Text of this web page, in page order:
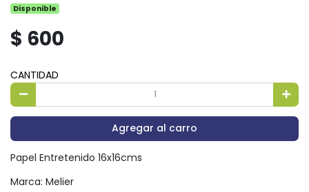
Disponible
$ 600
CANTIDAD
Agregar al carro
Papel Entretenido 16x16cms
Marca: Melier